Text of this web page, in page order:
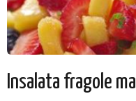
Insalata fragole